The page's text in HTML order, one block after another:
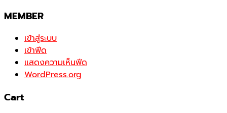
MEMBER
เข้าสู่ระบบ
เข้าฟีด
แสดงความเห็นฟีด
WordPress.org
Cart